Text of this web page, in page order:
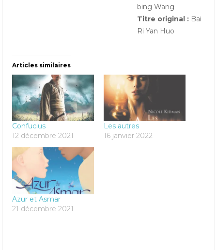
bing Wang
Titre original : Bai
Ri Yan Huo
Articles similaires
Confucius
12 décembre 2021
Les autres
16 janvier 2022
Azur et Asmar
21 décembre 2021